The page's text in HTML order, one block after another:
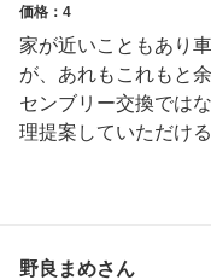
価格：4
家が近いこともあり
が、あれもこれもと
センブリー交換では
理提案していただけ
野良まめさん